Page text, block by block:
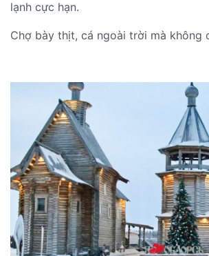
lạnh cực hạn.
Chợ bày thịt, cá ngoài trời mà không